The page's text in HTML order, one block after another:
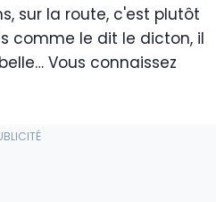
sur la route, c'est plutôt
comme le dit le dicton, il
Vous connaissez